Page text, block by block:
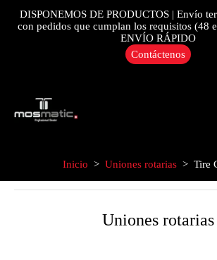
DISPONEMOS DE PRODUCTOS | Envío
con pedidos que cumplan los requisitos (48
ENVÍO RÁPIDO
Contáctenos
Inicio > Uniones rotarias > Tire
Uniones rotarias